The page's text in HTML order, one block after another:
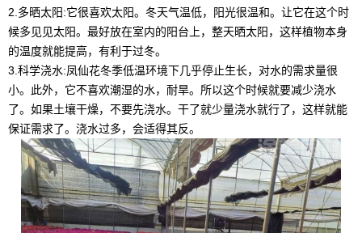
2.多晒太阳:它很喜欢太阳。冬天气温低，阳光很温和。让它在这个时
候多见见太阳。最好放在室内的阳台上，整天晒太阳，这样植物本身
的温度就能提高，有利于过冬。
3.科学浇水:凤仙花冬季低温环境下几乎停止生长，对水的需求量很
小。此外，它不喜欢潮湿的水，耐旱。所以这个时候就要减少浇水
了。如果土壤干燥，不要先浇水。干了就少量浇水就行了，这样就能
保证需求了。浇水过多，会适得其反。